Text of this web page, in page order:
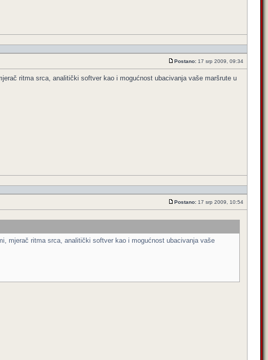
Postano: 17 srp 2009, 09:34
ritma srca, analitički softver kao i mogućnost ubacivanja vaše maršrute u
Postano: 17 srp 2009, 10:54
mjerač ritma srca, analitički softver kao i mogućnost ubacivanja vaše